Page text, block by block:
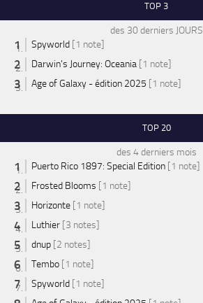
TOP 3
des 30 derniers JOURS
Spyworld [1 note]
Darwin's Journey: Oceania [1 note]
Age of Galaxy - édition 2025 [1 note]
TOP 20
des 4 derniers mois
Puerto Rico 1897: Special Edition [1 note]
Frosted Blooms [1 note]
Horizonte [1 note]
Luthier [3 notes]
dnup [2 notes]
Tembo [1 note]
Spyworld [1 note]